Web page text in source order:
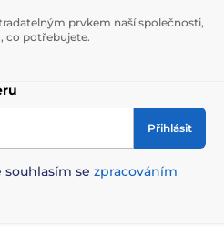
prvkem naší společnosti,
co potřebujete.
Přihlásit
se zpracováním